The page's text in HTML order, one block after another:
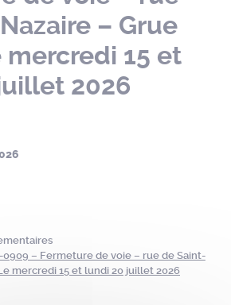
– Grue
mercredi 15 et
2026
0909 – Fermeture de voie – rue de Saint-
mercredi 15 et lundi 20 juillet 2026